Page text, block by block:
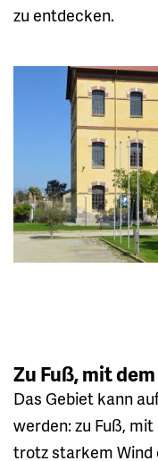
zu entdecken.
Zu Fuß, mit
Das Gebiet kann
werden: zu Fuß,
trotz starkem Wind